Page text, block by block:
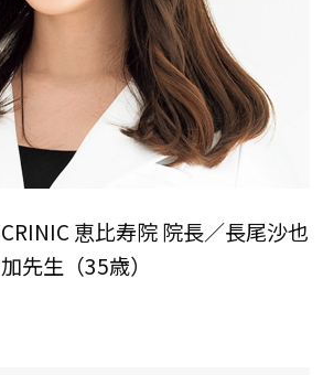
恵比寿院 院長／長尾沙也
加先生（35歳）